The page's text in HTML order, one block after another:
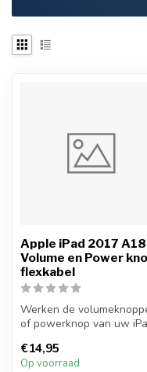
Apple iPad 2017
Volume en Power
flexkabel
Werken de
of powerknop van uw
uw iPad...
€14,95
Op voorraad